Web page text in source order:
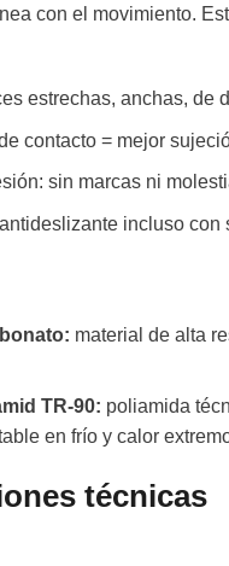
con el movimiento.
estrechas, anchas, de
contacto = mejor
sin marcas ni
incluso con
material de alta
TR-90: poliamida
en frío y calor
técnicas